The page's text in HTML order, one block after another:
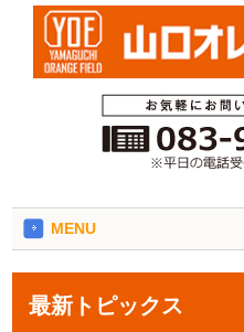
MENU
最新トピックス